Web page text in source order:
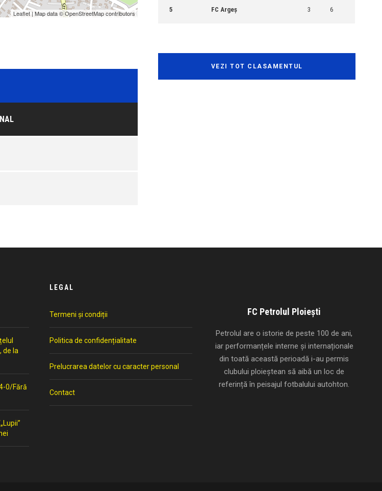
Leaflet | Map data ©OpenStreetMapcontributors 5 FC Argeș 3 6
VEZI TOT CLASAMENTUL
de la
0/Fără
LEGAL
Termeni și condiții
Politica de confidențialitate
Prelucrarea datelor cu caracter personal
Contact
FC Petrolul Ploiești
Petrolul are o istorie de peste 100 de ani,
iar performanțele interne și internaționale
din toată această perioadă i-au permis
clubului ploieștean să aibă un loc de
referință în peisajul fotbalului autohton.